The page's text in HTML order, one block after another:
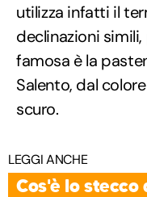
utilizza infatti il
declinazioni
famosa è la
Salento, dal
scuro.
LEGGI ANCHE
Cos'è lo